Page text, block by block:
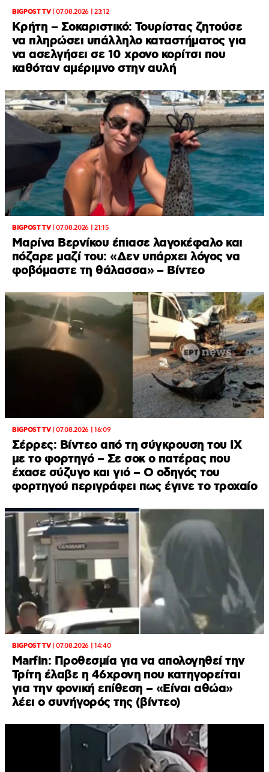
BIGPOST TV|07.08.2026 | 23:12
Κρήτη – Σοκαριστικό: Τουρίστας ζητούσε
να πληρώσει υπάλληλο καταστήματος για
να ασελγήσει σε 10 χρονο κορίτσι που
καθόταν αμέριμνο στην αυλή
BIGPOST TV|07.08.2026 | 21:15
Μαρίνα Βερνίκου έπιασε λαγοκέφαλο και
πόζαρε μαζί του: «Δεν υπάρχει λόγος να
φοβόμαστε τη θάλασσα» – Βίντεο
BIGPOST TV|07.08.2026 | 16:09
Σέρρες: Βίντεο από τη σύγκρουση του ΙΧ
με το φορτηγό – Σε σοκ ο πατέρας που
έχασε σύζυγο και γιό – Ο οδηγός του
φορτηγού περιγράφει πως έγινε το τροχαίο
BIGPOST TV|07.08.2026 | 14:40
Marfin: Προθεσμία για να απολογηθεί την
Τρίτη έλαβε η 46χρονη που κατηγορείται
για την φονική επίθεση – «Είναι αθώα»
λέει ο συνήγορός της (βίντεο)